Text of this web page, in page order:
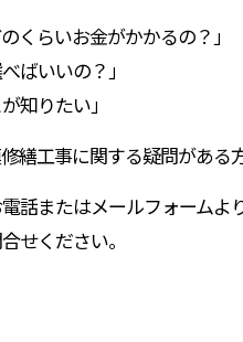
くらいお金がかかるの？」
ばいいの？」
知りたい」
繕工事に関する疑問がある
話またはメールフォーム
せください。